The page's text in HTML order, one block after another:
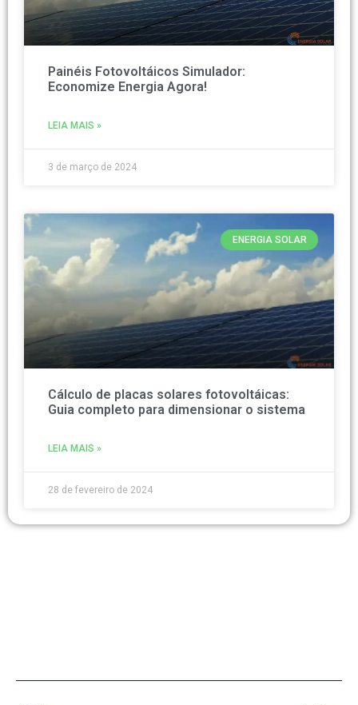
Painéis Fotovoltáicos Simulador:
Economize Energia Agora!
LEIA MAIS »
3 de março de 2024
ENERGIA SOLAR
Cálculo de placas solares fotovoltáicas:
Guia completo para dimensionar o sistema
LEIA MAIS »
28 de fevereiro de 2024